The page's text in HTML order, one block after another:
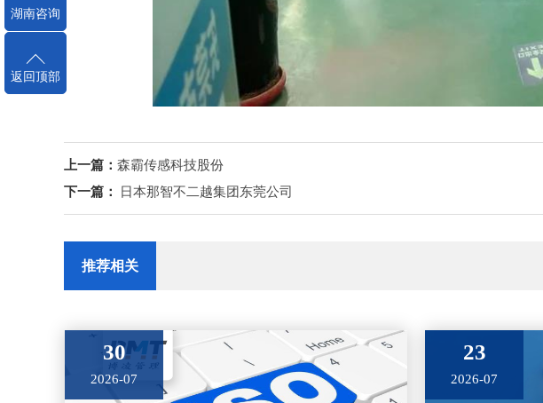
上一篇： 森霸传感科技股份
下一篇：
日本那智不二越集团东莞公司
推荐相关
30
2026-07
23
2026-07
湖南咨询
返回顶部